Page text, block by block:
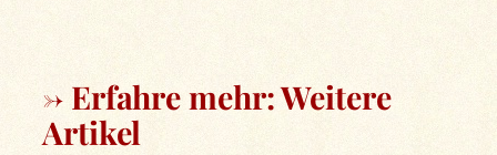
→ Erfahre mehr: Weitere
Artikel